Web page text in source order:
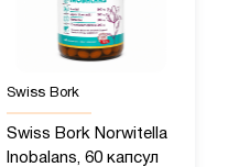
Swiss Bork
Swiss Bork Norwitella
Inobalans, 60 капсул